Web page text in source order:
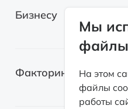
Автомобили с пробегом
Электромобили
Лизинг для
Возвратный лизинг
Бизнесу
Легковые автомобили
Грузовые автомобили
Факторинг
Мы
На этом
файлы
работы